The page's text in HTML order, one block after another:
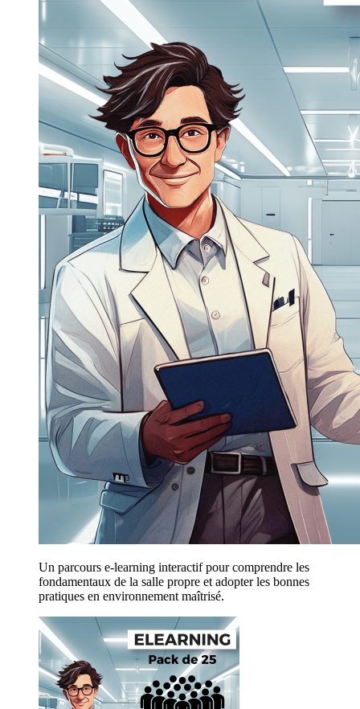
Un parcours e-learning interactif pour comprendre les
fondamentaux de la salle propre et adopter les bonnes
pratiques en environnement maîtrisé.